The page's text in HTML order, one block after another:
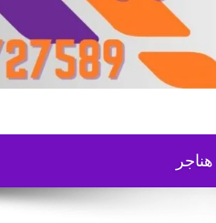
هناجر